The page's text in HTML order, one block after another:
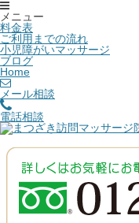
メニュー
料金表
ご利用までの流れ
小児障がいマッサージ
ブログ
Home
メール相談
電話相談